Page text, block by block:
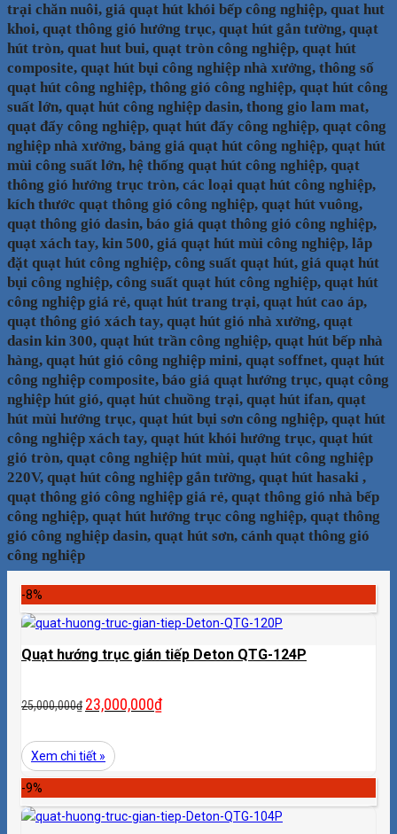
trại chăn nuôi, giá quạt hút khói bếp công nghiệp, quat hut
khoi, quạt thông gió hướng trục, quạt hút gắn tường, quạt
hút tròn, quat hut bui, quạt tròn công nghiệp, quạt hút
composite, quạt hút bụi công nghiệp nhà xưởng, thông số
quạt hút công nghiệp, thông gió công nghiệp, quạt hút công
suất lớn, quạt hút công nghiệp dasin, thong gio lam mat,
quạt đẩy công nghiệp, quạt hút đẩy công nghiệp, quạt công
nghiệp nhà xưởng, bảng giá quạt hút công nghiệp, quạt hút
mùi công suất lớn, hệ thống quạt hút công nghiệp, quạt
thông gió hướng trục tròn, các loại quạt hút công nghiệp,
kích thước quạt thông gió công nghiệp, quạt hút vuông,
quạt thông gió dasin, báo giá quạt thông gió công nghiệp,
quạt xách tay, kin 500, giá quạt hút mùi công nghiệp, lắp
đặt quạt hút công nghiệp, công suất quạt hút, giá quạt hút
bụi công nghiệp, công suất quạt hút công nghiệp, quạt hút
công nghiệp giá rẻ, quạt hút trang trại, quạt hút cao áp,
quạt thông gió xách tay, quạt hút gió nhà xưởng, quạt
dasin kin 300, quạt hút trần công nghiệp, quạt hút bếp nhà
hàng, quạt hút gió công nghiệp mini, quạt soffnet, quạt hút
công nghiệp composite, báo giá quạt hướng trục, quạt công
nghiệp hút gió, quạt hút chuồng trại, quạt hút ifan, quạt
hút mùi hướng trục, quạt hút bụi sơn công nghiệp, quạt hút
công nghiệp xách tay, quạt hút khói hướng trục, quạt hút
gió tròn, quạt công nghiệp hút mùi, quạt hút công nghiệp
220V, quạt hút công nghiệp gắn tường, quạt hút hasaki ,
quạt thông gió công nghiệp giá rẻ, quạt thông gió nhà bếp
công nghiệp, quạt hút hướng trục công nghiệp, quạt thông
gió công nghiệp dasin, quạt hút sơn, cánh quạt thông gió
công nghiệp
-8%
Quạt hướng trục gián tiếp Deton QTG-124P
25,000,000₫ 23,000,000₫
Xem chi tiết »
-9%